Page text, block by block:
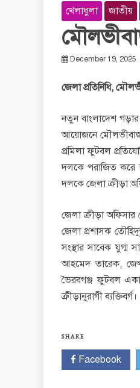
খেলাধুলা জাতীয়
December 19, 2025
জেলা প্রতিনিধি,
নতুন বাংলাদেশ
আয়োজনে
প্রমিলা ফুটবল
দলকে পরাজিত করে
দলকে জেলা ক্রীড়া
জেলা ক্রীড়া অফিসার
জেলা প্রশাসক
সংস্থার সাবেক যুগ্ম
আহমেদ তারেক,
ভৈরবগঞ্জ ফুটবল
ক্রীড়ানুরাগী ব্যক্তিবর্গ।
SHARE
Facebook